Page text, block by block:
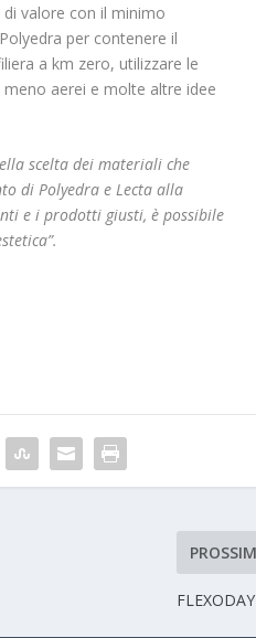
valore con il minimo
per contenere il
a km zero, utilizzare le
aerei e molte altre idee
scelta dei materiali che
di Polyedra e Lecta alla
e i prodotti giusti, è possibile